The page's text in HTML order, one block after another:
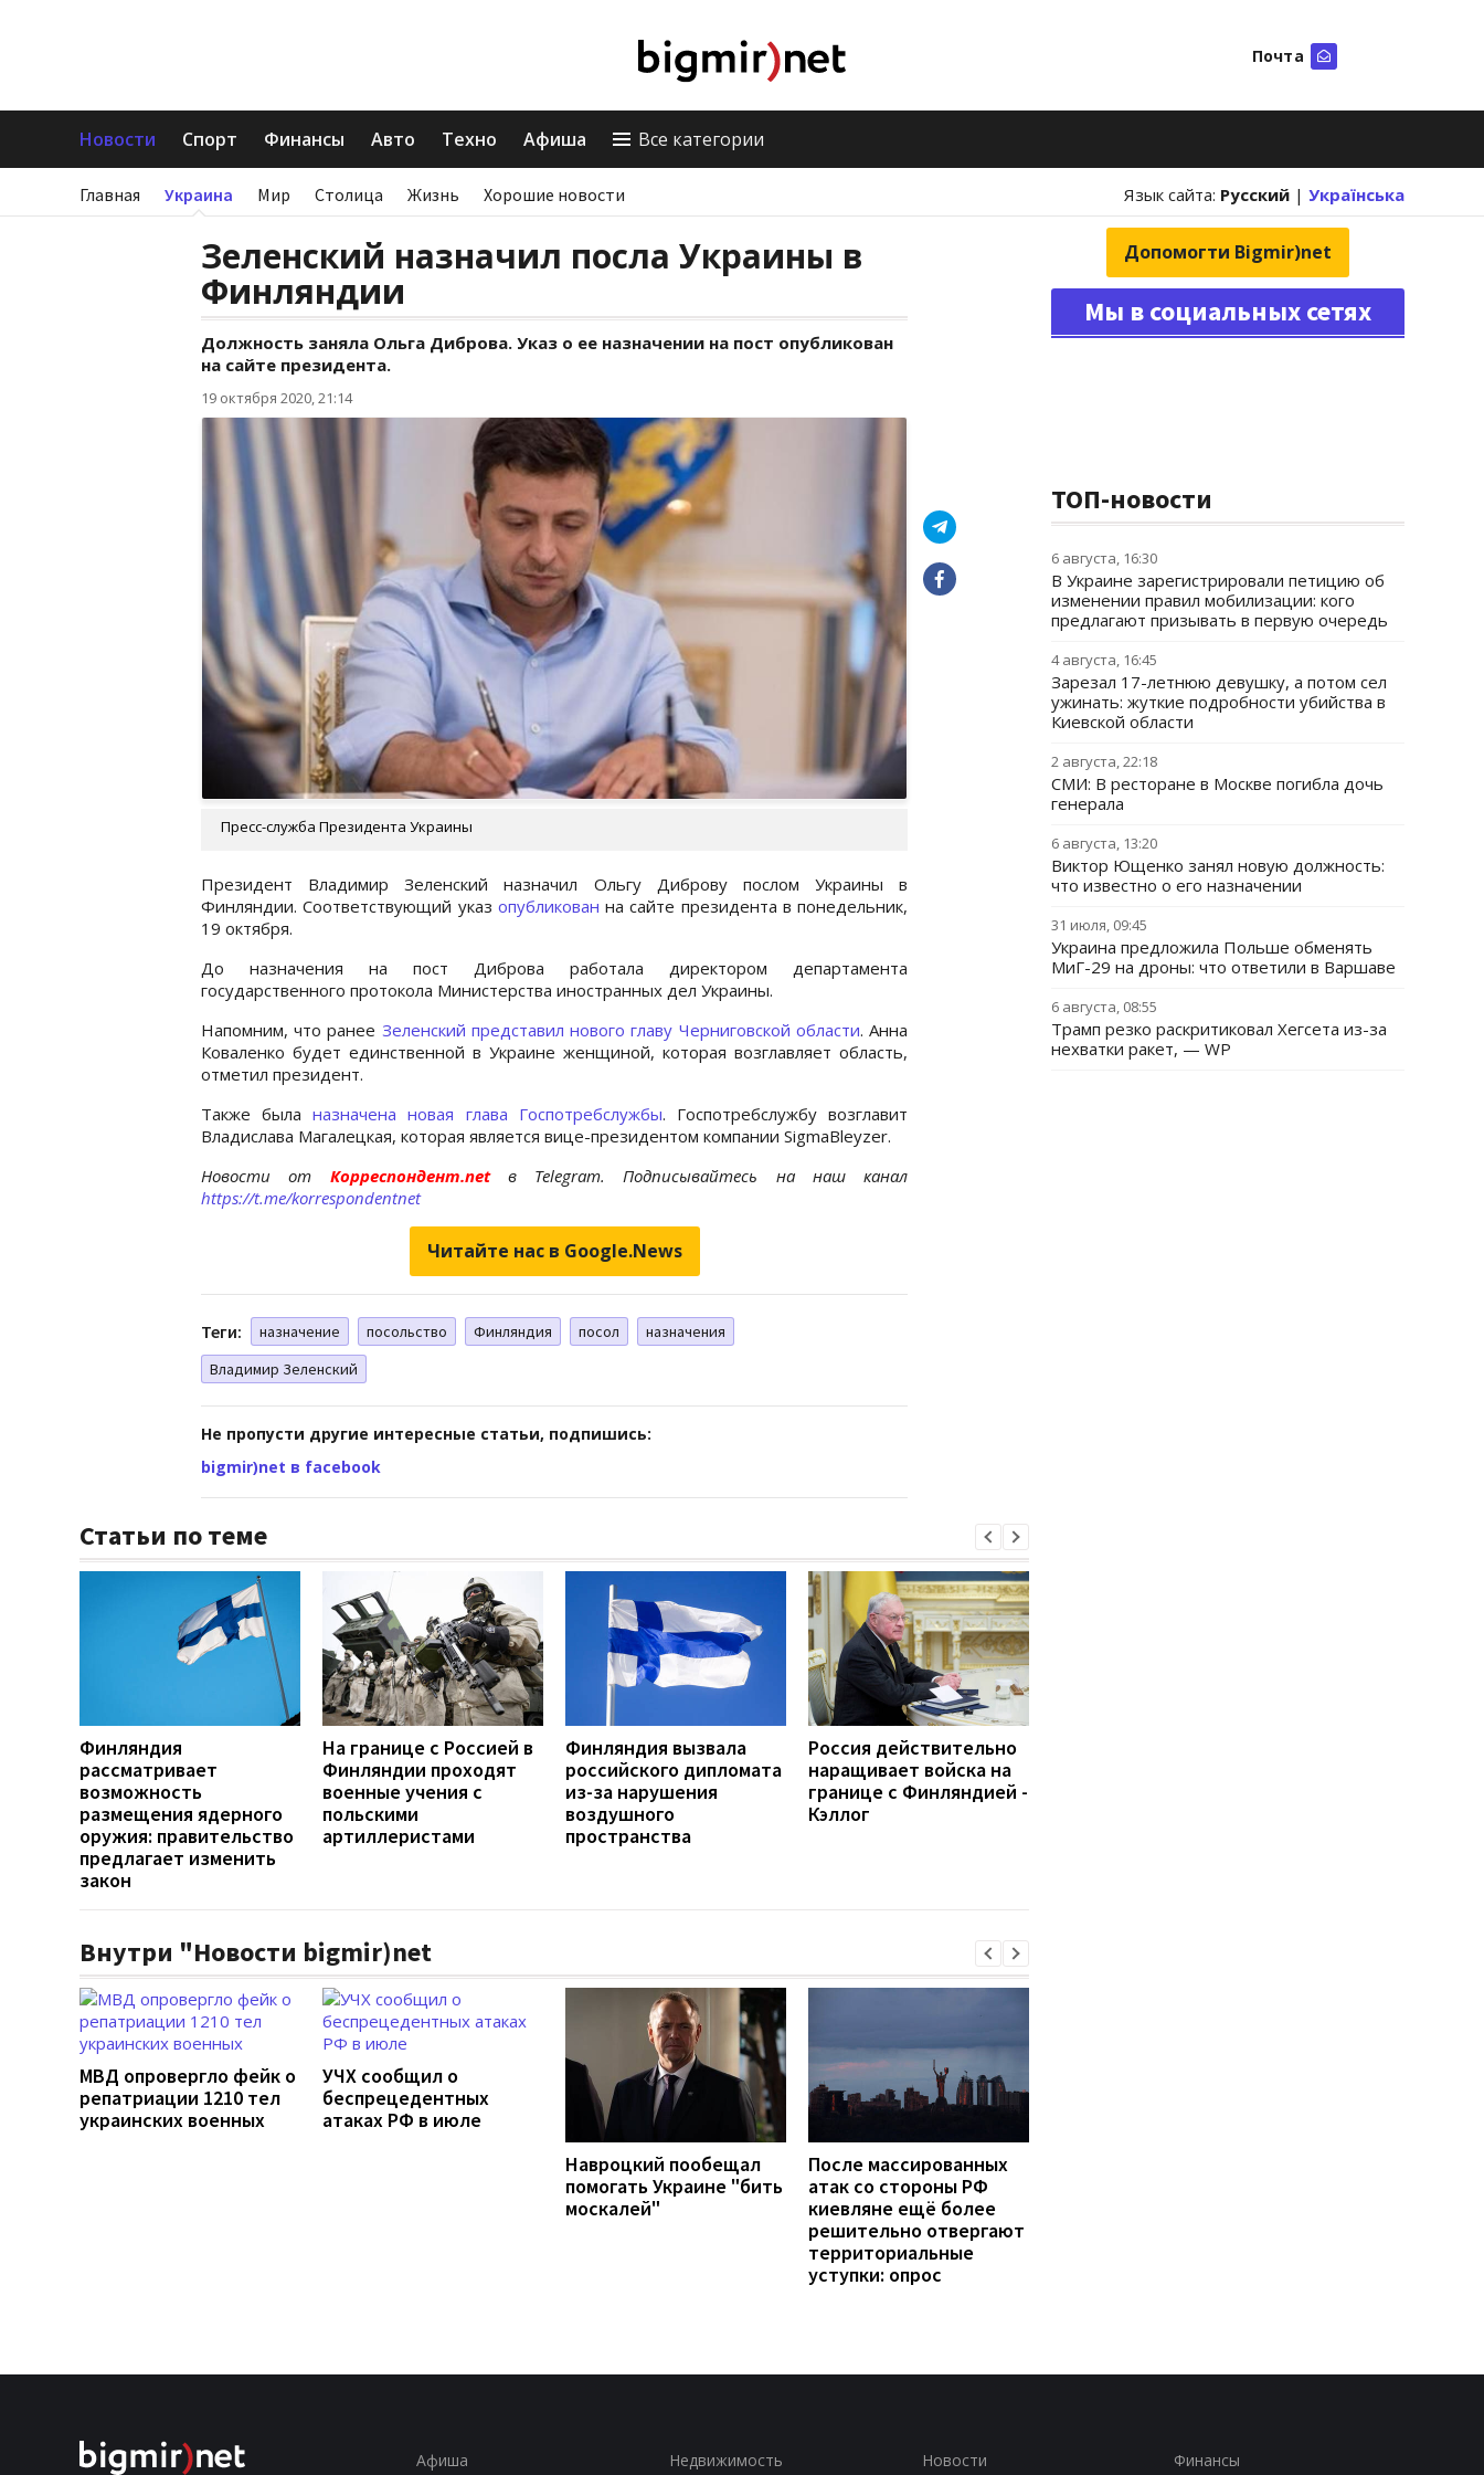
Почта
Новости Спорт Финансы Авто Техно Афиша Все категории
Главная Украина Мир Столица Жизнь Хорошие новости Язык сайта: Русский | Українська
Зеленский назначил посла Украины в
Финляндии
Должность заняла Ольга Диброва. Указ о ее назначении на пост опубликован
на сайте президента.
19 октября 2020, 21:14
Пресс-служба Президента Украины
Президент Владимир Зеленский назначил Ольгу Диброву послом Украины в
Финляндии. Соответствующий указ опубликован на сайте президента в понедельник,
19 октября.
До назначения на пост Диброва работала директором департамента
государственного протокола Министерства иностранных дел Украины.
Напомним, что ранее Зеленский представил нового главу Черниговской области. Анна
Коваленко будет единственной в Украине женщиной, которая возглавляет область,
отметил президент.
Также быланазначена новая глава Госпотребслужбы. Госпотребслужбу возглавит
Владислава Магалецкая, которая является вице-президентом компании SigmaBleyzer.
Новости от Корреспондент.net в Telegram. Подписывайтесь на наш канал
https://t.me/korrespondentnet
Читайте нас в Google.News
Теги: назначение посольство Финляндия посол
назначения
Владимир Зеленский
Не пропусти другие интересные статьи, подпишись:
bigmir)net в facebook
Статьи по теме
Финляндия
рассматривает
возможность
размещения ядерного
оружия: правительство
предлагает изменить
закон
На границе с Россией в
Финляндии проходят
военные учения с
польскими
артиллеристами
Финляндия вызвала
российского дипломата
из-за нарушения
воздушного
пространства
Россия действительно
наращивает войска на
границе с Финляндией -
Кэллог
Внутри "Новости bigmir)net
МВД опровергло фейк о
репатриации 1210 тел
украинских военных
УЧХ сообщил о
беспрецедентных
атаках РФ в июле
Навроцкий пообещал
помогать Украине "бить
москалей"
После массированных
атак со стороны РФ
киевляне ещё более
решительно отвергают
территориальные
уступки: опрос
Допомогти Bigmir)net
Мы в социальных сетях
ТОП-новости
6 августа, 16:30
В Украине зарегистрировали петицию об
изменении правил мобилизации: кого
предлагают призывать в первую очередь
4 августа, 16:45
Зарезал 17-летнюю девушку, а потом сел
ужинать: жуткие подробности убийства в
Киевской области
2 августа, 22:18
СМИ: В ресторане в Москве погибла дочь
генерала
6 августа, 13:20
Виктор Ющенко занял новую должность:
что известно о его назначении
31 июля, 09:45
Украина предложила Польше обменять
МиГ-29 на дроны: что ответили в Варшаве
6 августа, 08:55
Трамп резко раскритиковал Хегсета из-за
нехватки ракет, — WP
Афиша Недвижимость Новости Финансы